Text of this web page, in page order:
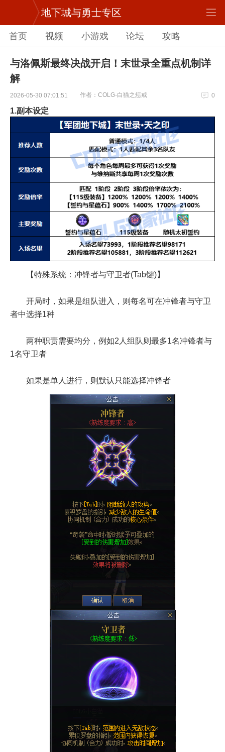
地下城与勇士专区
首页 视频 小游戏 论坛 攻略
与洛佩斯最终决战开启！末世录全重点机制详
解
2026-05-30 07:01:51 作者：COLG-白猫之惩戒 0
1.副本设定
【特殊系统：冲锋者与守卫者(Tab键)】
开局时，如果是组队进入，则每名可在冲锋者与守卫
者中选择1种
两种职责需要均分，例如2人组队则最多1名冲锋者与
1名守卫者
如果是单人进行，则默认只能选择冲锋者